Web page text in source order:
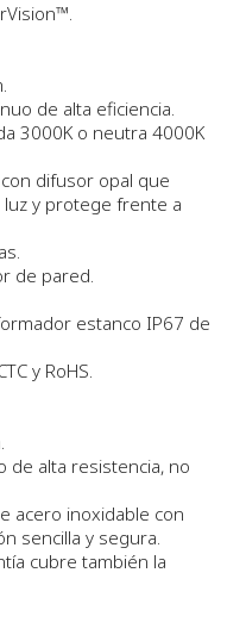
de alta eficiencia.
3000K o neutra 4000K
difusor opal que
y protege frente a
de pared.
estanco IP67 de
y RoHS.
de alta resistencia, no
acero inoxidable con
sencilla y segura.
cubre también la